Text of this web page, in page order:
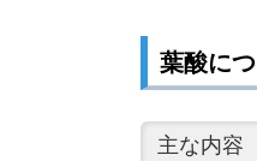
葉酸に
主な内容